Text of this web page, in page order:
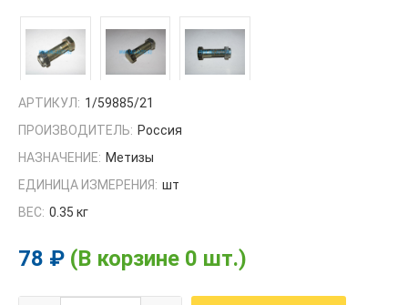
АРТИКУЛ: 1/59885/21
ПРОИЗВОДИТЕЛЬ: Россия
НАЗНАЧЕНИЕ: Метизы
ЕДИНИЦА ИЗМЕРЕНИЯ: шт
ВЕС: 0.35 кг
78 ₽ (В корзине 0 шт.)